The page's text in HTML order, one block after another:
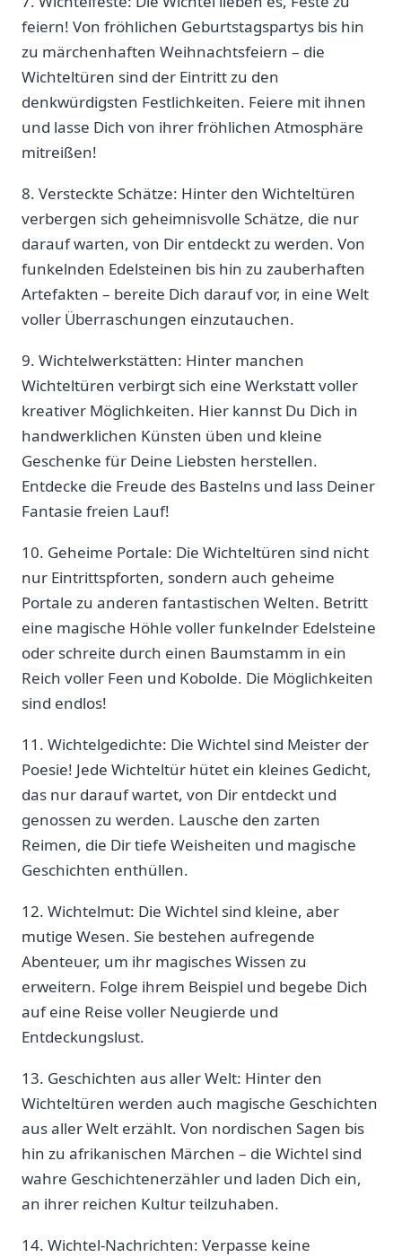
feiern! Von fröhlichen Geburtstagspartys bis hin
zu märchenhaften Weihnachtsfeiern – die
Wichteltüren sind der Eintritt zu den
denkwürdigsten Festlichkeiten. Feiere⁤ mit ihnen
und lasse Dich von ihrer fröhlichen Atmosphäre
mitreißen!
8. Versteckte Schätze: Hinter den Wichteltüren
verbergen sich geheimnisvolle Schätze, die nur
darauf warten, von Dir entdeckt zu⁣ werden. Von
funkelnden‍ Edelsteinen bis hin zu zauberhaften
Artefakten – bereite Dich darauf vor, in eine‍ Welt
voller Überraschungen⁤ einzutauchen.
9. Wichtelwerkstätten: Hinter manchen
Wichteltüren ​verbirgt sich eine Werkstatt voller
kreativer Möglichkeiten. Hier kannst Du Dich in
handwerklichen Künsten üben‍ und kleine
Geschenke für Deine Liebsten herstellen.
Entdecke die Freude⁢ des Bastelns und⁤ lass Deiner
Fantasie freien Lauf!
10. Geheime Portale: Die Wichteltüren sind nicht
nur Eintrittspforten, sondern auch ⁣geheime
Portale zu anderen fantastischen Welten. Betritt
eine magische Höhle voller funkelnder Edelsteine
oder schreite durch einen Baumstamm in ein
Reich voller Feen und Kobolde. Die Möglichkeiten
sind endlos!
11. Wichtelgedichte: Die Wichtel sind Meister der
⁣Poesie! Jede Wichteltür hütet ein kleines‍ Gedicht,
das nur darauf wartet,​ von Dir entdeckt und
genossen ⁤zu werden. Lausche den zarten
Reimen, die Dir tiefe ​Weisheiten⁣ und magische
Geschichten enthüllen.
12. Wichtelmut:‌ Die Wichtel sind kleine, aber
mutige Wesen. Sie bestehen aufregende​
Abenteuer, um‌ ihr magisches⁤ Wissen zu
erweitern. Folge ihrem Beispiel und ‍begebe Dich
auf eine Reise voller Neugierde und
Entdeckungslust.
13. Geschichten aus aller Welt: Hinter den
Wichteltüren werden auch​ magische Geschichten
aus aller Welt erzählt. Von nordischen Sagen bis
hin zu afrikanischen Märchen – die Wichtel⁢ sind
wahre Geschichtenerzähler und ⁤laden‌ Dich ein,
an ihrer reichen Kultur teilzuhaben.
14. Wichtel-Nachrichten: Verpasse keine